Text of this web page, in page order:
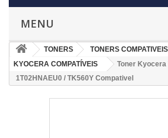
MENU
TONERS
TONERS COMPATIVEIS
KYOCERA COMPATÍVEIS
Toner
1T02HNAEU0 / TK560Y Compativel